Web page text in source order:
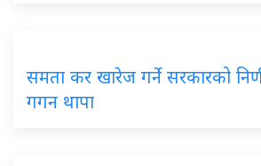
समता कर खारेज गर्ने सरकारको
गगन थापा